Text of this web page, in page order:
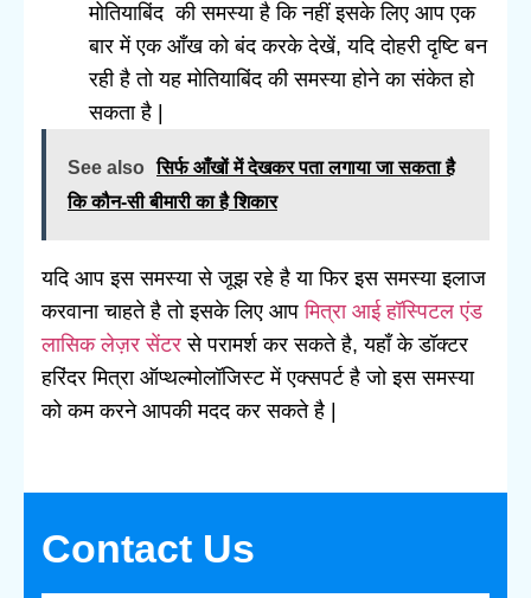
मोतियाबिंद की समस्या है कि नहीं इसके लिए आप एक
बार में एक आँख को बंद करके देखें, यदि दोहरी दृष्टि बन
रही है तो यह मोतियाबिंद की समस्या होने का संकेत हो
सकता है |
See also
सिर्फ आँखों में देखकर पता लगाया जा सकता है
कि कौन-सी बीमारी का है शिकार
यदि आप इस समस्या से जूझ रहे है या फिर इस समस्या इलाज
करवाना चाहते है तो इसके लिए आपमित्रा आई हॉस्पिटल एंड
लासिक लेज़र सेंटर से परामर्श कर सकते है, यहाँ के डॉक्टर
हरिंदर मित्रा ऑप्थल्मोलॉजिस्ट में एक्सपर्ट है जो इस समस्या
को कम करने आपकी मदद कर सकते है |
Contact Us